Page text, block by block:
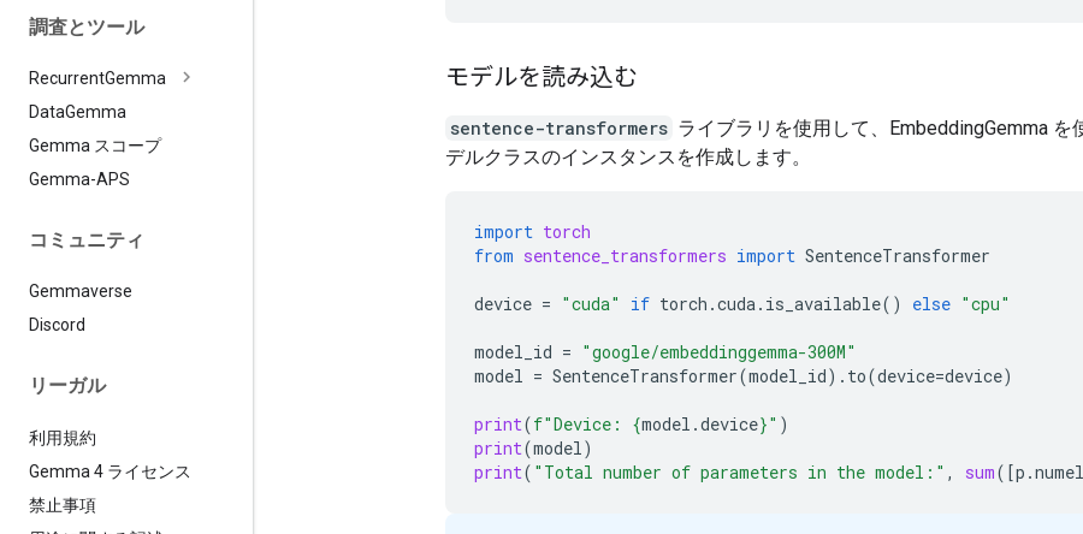
調査とツール
RecurrentGemma
DataGemma
Gemma スコープ
Gemma-APS
コミュニティ
Gemmaverse
Discord
リーガル
利用規約
Gemma 4 ライセンス
禁止事項
モデルを読み込む
sentence-transformers ライブラリを使用して、EmbeddingGemma を
デルクラスのインスタンスを作成します。
import torch
from sentence_transformers import SentenceTransformer
device = "cuda" if torch .cuda. is_available() else "cpu"
model_id = "google/embeddinggemma-300M"
model = SentenceTransformer(model_id) . to(device=device)
print(f"Device: {model .device}" )
print(model)
print( "Total number of parameters in the model:" , sum([p .numel